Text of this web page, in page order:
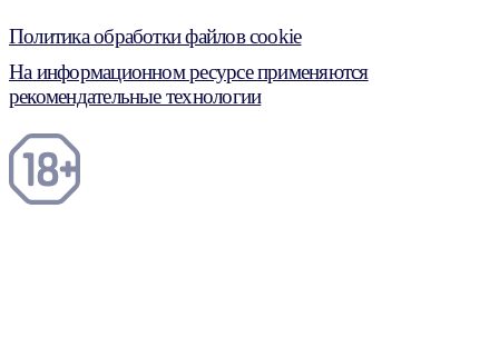
Политика обработки файлов cookie
На информационном ресурсе применяются
рекомендательные технологии